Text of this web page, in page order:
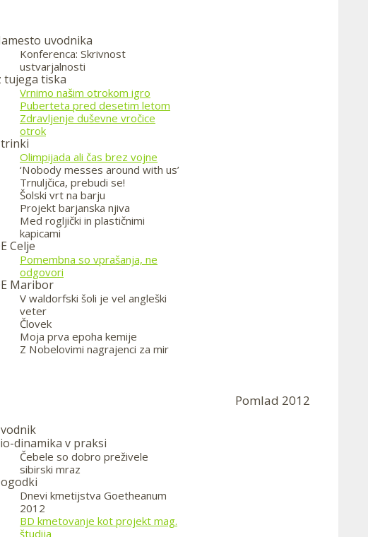
uvodnika
Konferenca: Skrivnost
ustvarjalnosti
tujega tiska
Vrnimo našim otrokom igro
Puberteta pred desetim letom
Zdravljenje duševne vročice
otrok
Olimpijada ali čas brez vojne
‘Nobody messes around with us’
Trnuljčica, prebudi se!
Šolski vrt na barju
Projekt barjanska njiva
Med rogljički in plastičnimi
kapicami
Celje
Pomembna so vprašanja, ne
odgovori
Maribor
V waldorfski šoli je vel angleški
veter
Človek
Moja prva epoha kemije
Z Nobelovimi nagrajenci za mir
Pomlad 2012
dinamika v praksi
Čebele so dobro preživele
sibirski mraz
Dnevi kmetijstva Goetheanum
2012
BD kmetovanje kot projekt mag.
študija